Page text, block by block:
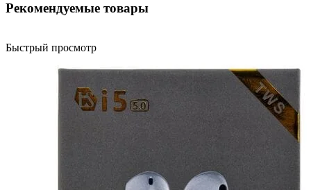
Рекомендуемые товары
Быстрый просмотр